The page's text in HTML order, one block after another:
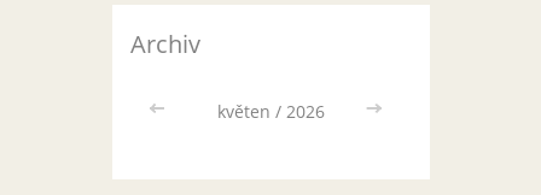
Archiv
<< květen / 2026 >>